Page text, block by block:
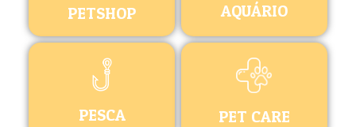
PETSHOP AQUÁRIO
PESCA PET CARE